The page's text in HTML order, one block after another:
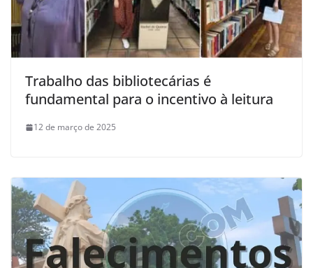
Trabalho das bibliotecárias é
fundamental para o incentivo à leitura
12 de março de 2025